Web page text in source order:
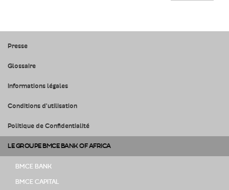
Presse
Glossaire
Informations légales
Conditions d'utilisation
Politique de Confidentialité
LE GROUPE BMCE BANK OF AFRICA
BMCE BANK
BMCE CAPITAL